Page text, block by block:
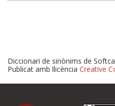
Diccionari de sinònims de
Publicat amb llicència Creative